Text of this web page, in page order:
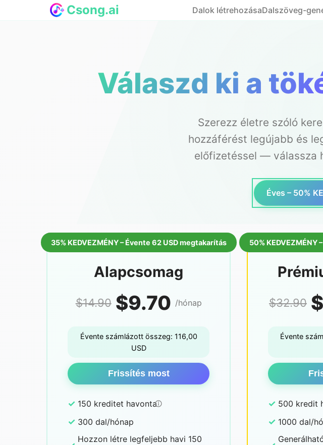
Csong.ai Dalok létrehozásaDalszöveg-
Válaszd ki a
Szerezz életre szóló
hozzáférést legújabb és
előfizetéssel — válassza
Éves – 50%
35% KEDVEZMÉNY – Évente 62 USD megtakarítás
Alapcsomag
$14.90 $9.70 /hónap
Évente számlázott összeg: 116,00
USD
Frissítés most
✓ 150 kreditet havonta
✓ 300 dal/hónap
Hozzon létre legfeljebb havi 150
50% KEDVEZMÉNY
$32.90
Évente
✓ 500 kredit
✓ 1000 dal/